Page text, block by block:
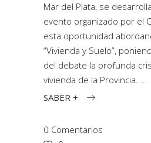
Mar del Plata, se
evento organizado por el
esta oportunidad
“Vivienda y Suelo”,
del debate la profunda
vivienda de la Provincia.
SABER +
0 Comentarios